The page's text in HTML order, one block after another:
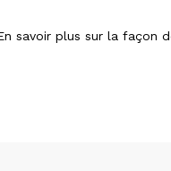
savoir plus sur la façon